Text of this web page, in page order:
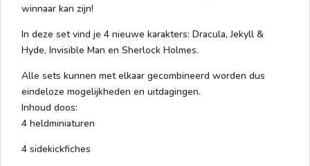
winnaar kan zijn!
In deze set vind je 4 nieuwe karakters: Dracula, Jekyll &
Hyde, Invisible Man en Sherlock Holmes.
Alle sets kunnen met elkaar gecombineerd worden dus
eindeloze mogelijkheden en uitdagingen.
Inhoud doos:
4 heldminiaturen
4 sidekickfiches